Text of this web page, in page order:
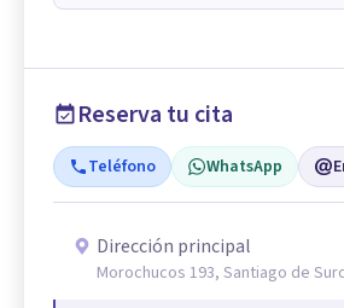
Reserva tu cita
Teléfono WhatsApp
Dirección principal
Morochucos 193, Santiago de